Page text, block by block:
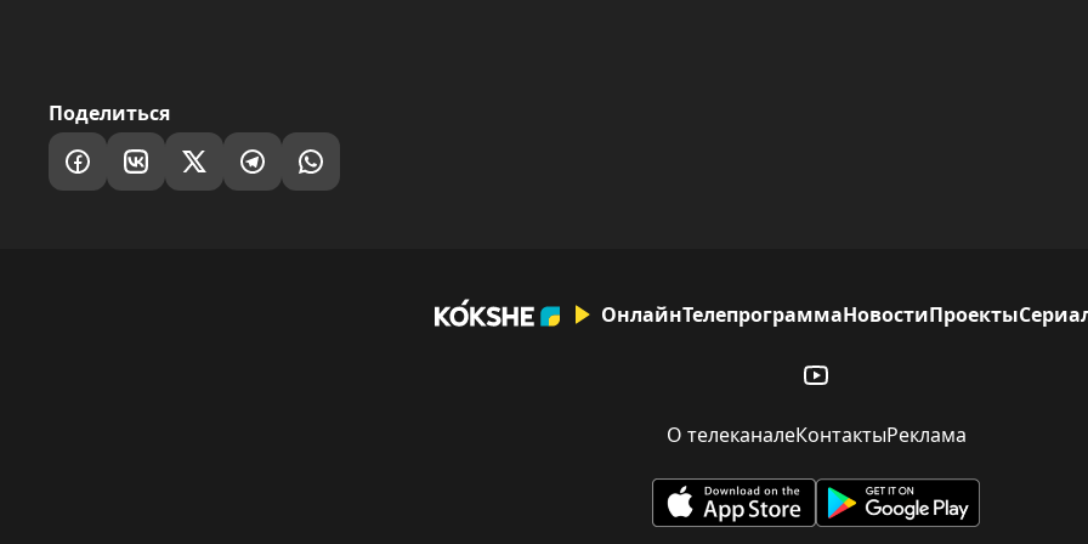
Поделиться
ОнлайнТелепрограммаНовостиПроекты
О телеканалеКонтактыРеклама